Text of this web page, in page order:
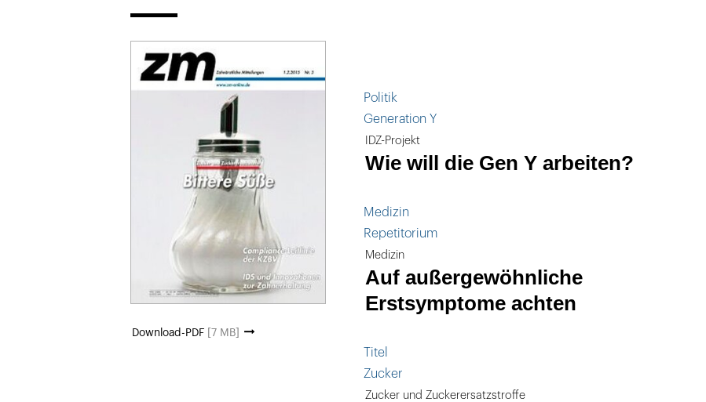
Download-PDF [7 MB]
Politik
Generation Y
IDZ-Projekt
Wie will die Gen Y arbeiten?
Medizin
Repetitorium
Medizin
Auf außergewöhnliche
Erstsymptome achten
Titel
Zucker
Zucker und Zuckerersatzstroffe